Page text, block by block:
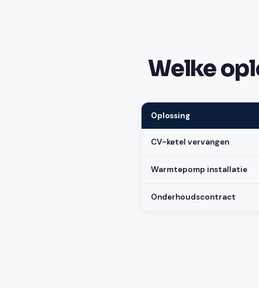
Welke
Oplossing
CV-ketel vervangen
Warmtepomp installatie
Onderhoudscontract